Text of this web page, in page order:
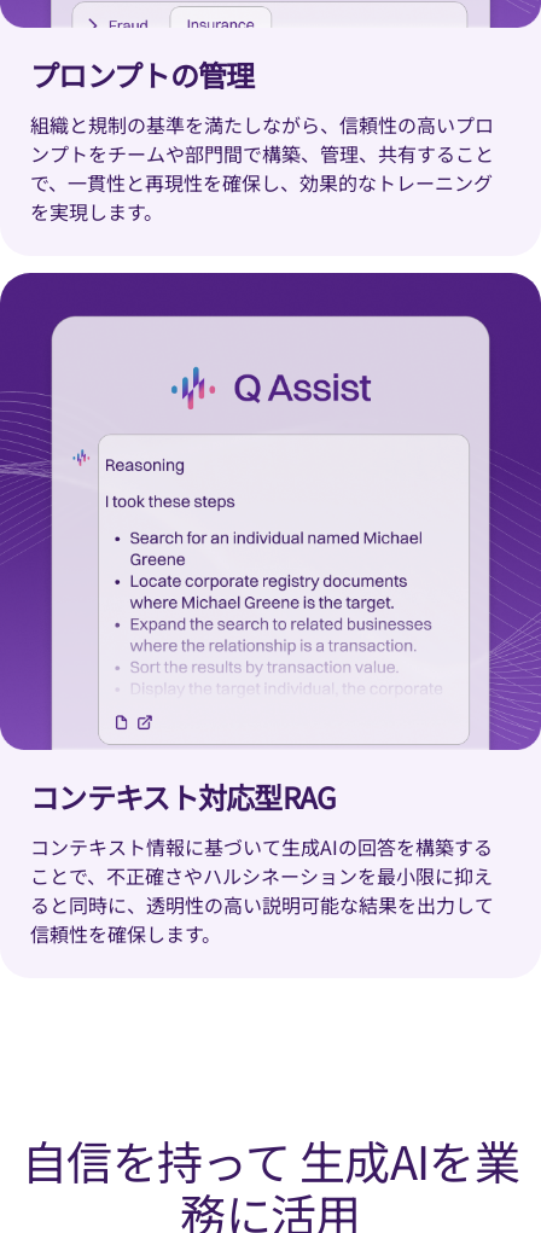
プロンプトの管理
組織と規制の基準を満たしながら、信頼性の高いプロ
ンプトをチームや部門間で構築、管理、共有すること
で、一貫性と再現性を確保し、効果的なトレーニング
を実現します。
コンテキスト対応型RAG
コンテキスト情報に基づいて生成AIの回答を構築する
ことで、不正確さやハルシネーションを最小限に抑え
ると同時に、透明性の高い説明可能な結果を出力して
信頼性を確保します。
自信を持って 生成AIを業
務に活用